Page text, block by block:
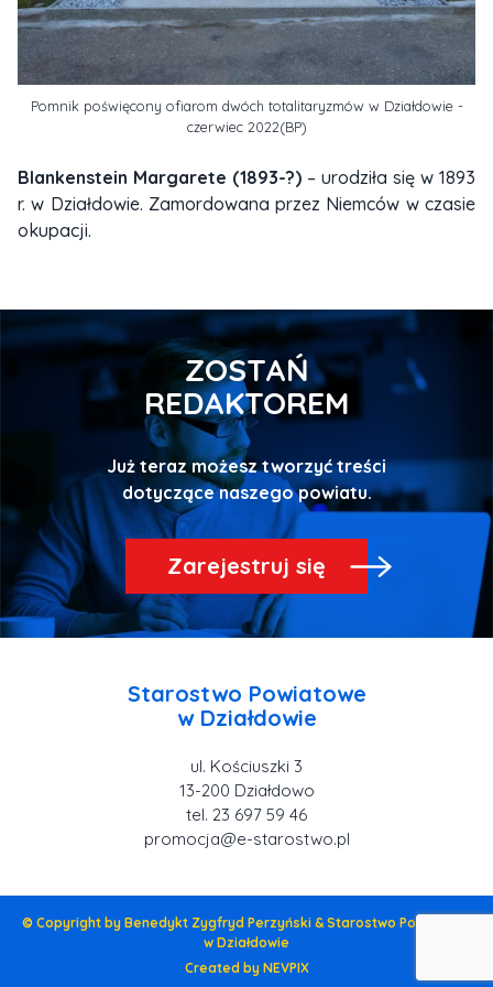
Pomnik poświęcony ofiarom dwóch totalitaryzmów w Działdowie -
czerwiec 2022(BP)
Blankenstein Margarete (1893-?) – urodziła się w 1893
r. w Działdowie. Zamordowana przez Niemców w czasie
okupacji.
ZOSTAŃ
REDAKTOREM
Już teraz możesz tworzyć treści
dotyczące naszego powiatu.
Zarejestruj się
Starostwo Powiatowe
ul. Kościuszki 3
tel. 23 697 59 46
promocja@e-starostwo.pl
© Copyright by Benedykt Zygfryd Perzyński & Starostwo Powiatowe
w Działdowie
Created by NEVPIX